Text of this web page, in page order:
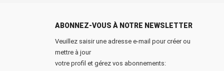
ABONNEZ-VOUS À NOTRE NEWSLETTER
Veuillez saisir une adresse e-mail pour créer ou
mettre à jour
votre profil et gérez vos abonnements: